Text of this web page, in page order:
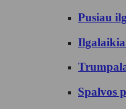
Pusiau
Spalvos